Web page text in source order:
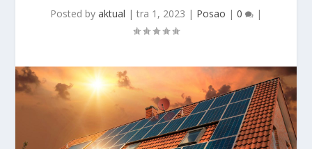
Posted by aktual | tra 1, 2023 | Posao | 0 |